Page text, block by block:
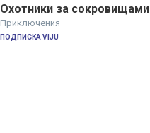
Охотники за сокровищами
Приключения
ПОДПИСКА VIJU